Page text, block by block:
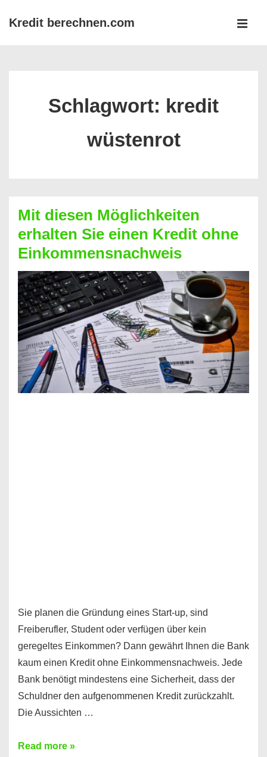
ZumKredit berechnen.com
Schlagwort: kredit
wüstenrot
Mit diesen Möglichkeiten
erhalten Sie einen Kredit ohne
Einkommensnachweis
Sie planen die Gründung eines Start-up, sind
Freiberufler, Student oder verfügen über kein
geregeltes Einkommen? Dann gewährt Ihnen die Bank
kaum einen Kredit ohne Einkommensnachweis. Jede
Bank benötigt mindestens eine Sicherheit, dass der
Schuldner den aufgenommenen Kredit zurückzahlt.
Die Aussichten …
Mit
Read more »